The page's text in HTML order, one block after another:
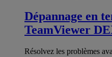
Dépannage en
TeamViewer
Résolvez les problèmes